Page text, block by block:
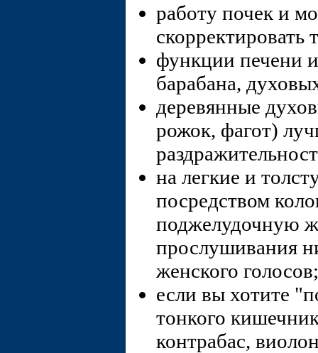
работу почек и
функции печени
барабана,
деревянные
рожок, фагот)
на легкие и
посредством
поджелудочную
прослушивания
женского голосов;
если вы хотите
тонкого
контрабас,